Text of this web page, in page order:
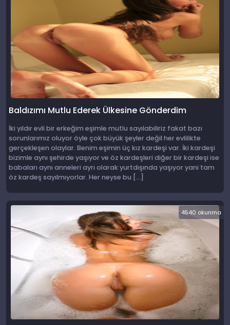
Baldızımı Mutlu Ederek Ülkesine Gönderdim
İki yıldır evli bir erkeğim eşimle mutlu sayılabiliriz fakat bazı
sorunlarımız oluyor öyle çok büyük şeyler değil her evlilikte
gerçekleşen olaylar. Benim eşimin üç kız kardeşi var. İki kardeşi
bizimle aynı şehirde yaşıyor ve öz kardeşleri diğer bir kardeşi ise
babaları aynı anneleri ayrı olarak yurtdışında yaşıyor yani tam
öz kardeş sayılmıyorlar. Her neyse bu […]
4540 okunma